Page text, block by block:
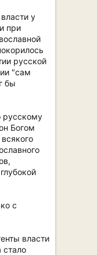
у
при
русской
"сам
бы
русскому
Богом
с
власти
стало